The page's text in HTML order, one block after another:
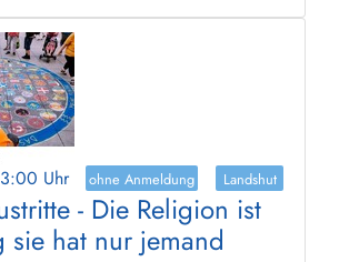
Uhr ohne Anmeldung Landshut
- Die Religion ist
sie hat nur jemand